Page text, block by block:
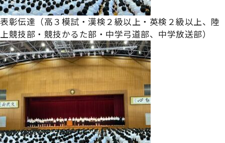
表彰伝達（高３模試・漢検２級以上・英検２級以上、陸
上競技部・競技かるた部・中学弓道部、中学放送部）